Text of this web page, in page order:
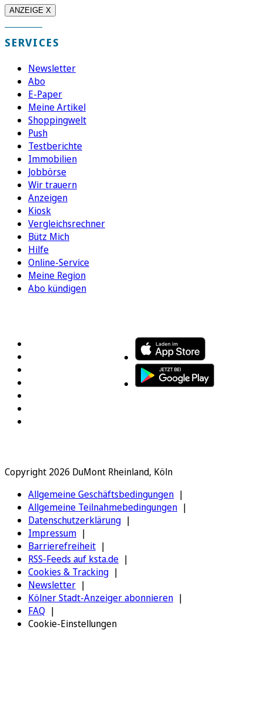
ANZEIGE X
SERVICES
Newsletter
Abo
E-Paper
Meine Artikel
Shoppingwelt
Push
Testberichte
Immobilien
Jobbörse
Wir trauern
Anzeigen
Kiosk
Vergleichsrechner
Bütz Mich
Hilfe
Online-Service
Meine Region
Abo kündigen
Copyright 2026 DuMont Rheinland, Köln
Allgemeine Geschäftsbedingungen
Allgemeine Teilnahmebedingungen
Datenschutzerklärung
Impressum
Barrierefreiheit
RSS-Feeds auf ksta.de
Cookies & Tracking
Newsletter
Kölner Stadt-Anzeiger abonnieren
FAQ
Cookie-Einstellungen